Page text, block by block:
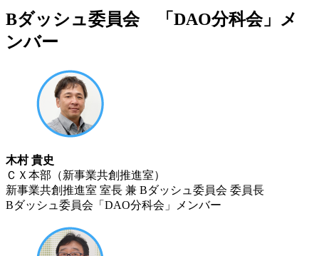
Bダッシュ委員会 「DAO分科会」メ
ンバー
木村 貴史
ＣＸ本部（新事業共創推進室）
新事業共創推進室 室長 兼 Bダッシュ委員会 委員長
Bダッシュ委員会「DAO分科会」メンバー